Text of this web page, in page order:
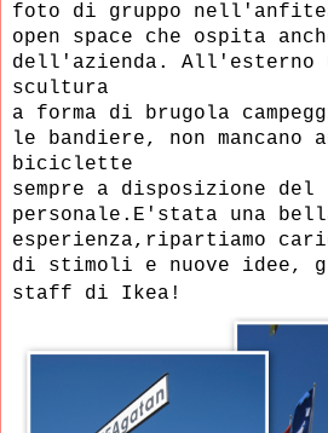
foto di gruppo
open space che ospita
dell'azienda. All'esterno
scultura
a forma di brugola
le bandiere, non mancano
biciclette
sempre a disposizione del
personale. E'stata una
esperienza,ripartiamo
di stimoli e nuove idee,
staff di Ikea!